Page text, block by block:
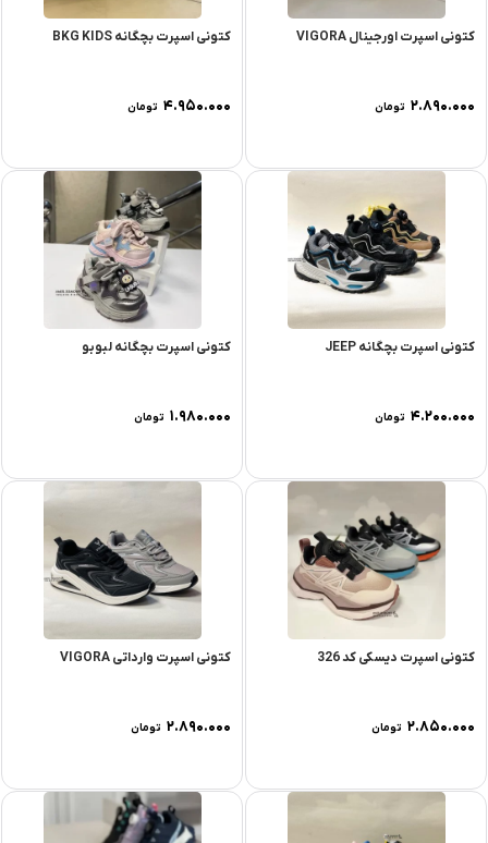
کتونی اسپرت اورجینال VIGORA
۲.۸۹۰.۰۰۰ تومان
کتونی اسپرت بچگانه BKG KIDS
۴.۹۵۰.۰۰۰ تومان
کتونی اسپرت بچگانه JEEP
۴.۲۰۰.۰۰۰ تومان
کتونی اسپرت بچگانه لبوبو
۱.۹۸۰.۰۰۰ تومان
کتونی اسپرت دیسکی کد 326
۲.۸۵۰.۰۰۰ تومان
کتونی اسپرت وارداتی VIGORA
۲.۸۹۰.۰۰۰ تومان